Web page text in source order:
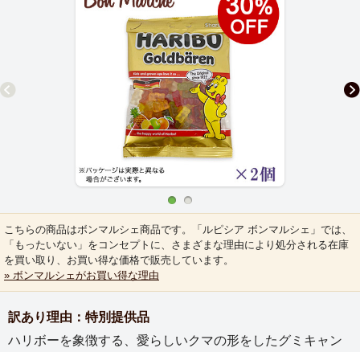
こちらの商品はボンマルシェ商品です。「ルピシア ボンマルシェ」では、
「もったいない」をコンセプトに、さまざまな理由により処分される在庫
を買い取り、お買い得な価格で販売しています。
» ボンマルシェがお買い得な理由
訳あり理由：特別提供品
ハリボーを象徴する、愛らしいクマの形をしたグミキャン